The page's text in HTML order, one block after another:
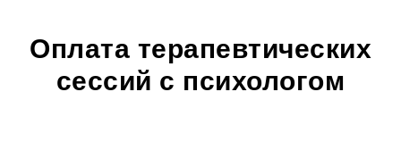
Оплата терапевтических
сессий с психологом